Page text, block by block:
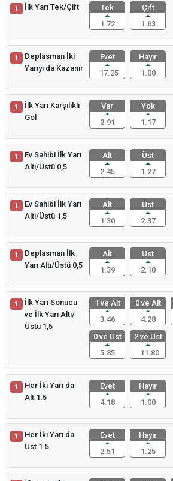
1 İlk Yarı Tek/Çift
Tek
1.72
Çift
1.63
1
Deplasman İki
Yarıyı da Kazanır
Evet
17.25
Hayır
1.00
1
İlk Yarı Karşılıklı
Gol
Var
2.91
Yok
1.17
1
Ev Sahibi İlk Yarı
Altı/Üstü 0,5
Alt
2.45
Üst
1.27
1
Ev Sahibi İlk Yarı
Altı/Üstü 1,5
Alt
1.30
Üst
2.37
1
Deplasman İlk
Yarı Altı/Üstü 0,5
Alt
1.39
Üst
2.10
1
İlk Yarı Sonucu
ve İlk Yarı Altı/
Üstü 1,5
1 ve Alt
3.46
0 ve Alt
4.28
0 ve Üst
5.85
2 ve Üst
11.80
1
Her İki Yarı da
Alt 1.5
Evet
4.18
Hayır
1.00
1
Her İki Yarı da
Üst 1.5
Evet
2.51
Hayır
1.25